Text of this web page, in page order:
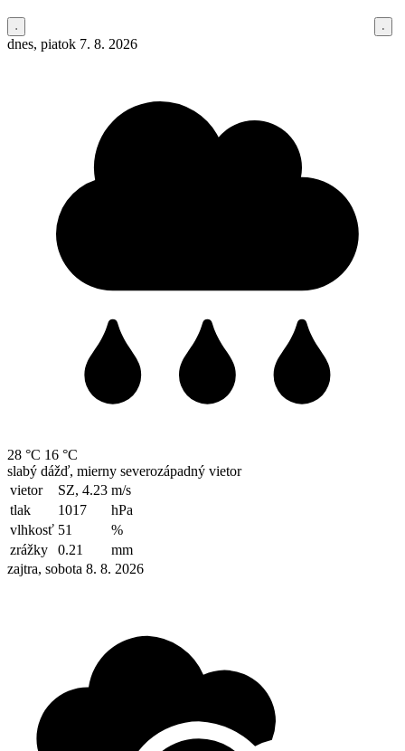
dnes, piatok 7. 8. 2026
28 °C 16 °C
slabý dážď, mierny severozápadný vietor
vietor
SZ, 4.23 m/s
tlak
1017
hPa
vlhkosť 51
%
zrážky
0.21
mm
zajtra, sobota 8. 8. 2026